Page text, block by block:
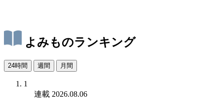
よみものランキング
24時間 週間 月間
1
連載 2026.08.06